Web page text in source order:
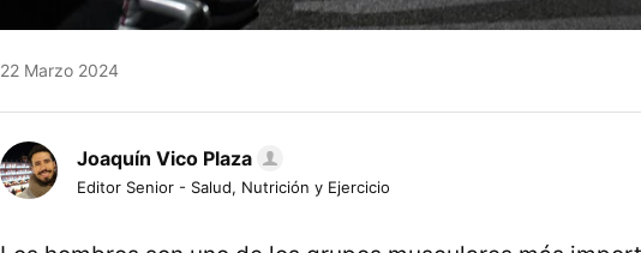
22 Marzo 2024
Joaquín Vico Plaza
Editor Senior - Salud, Nutrición y Ejercicio